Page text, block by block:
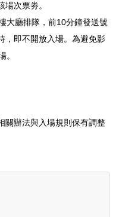
次票劵。
大廳排隊，前10分鐘發送號
，即不開放入場。為避免影
。
關辦法與入場規則保有調整